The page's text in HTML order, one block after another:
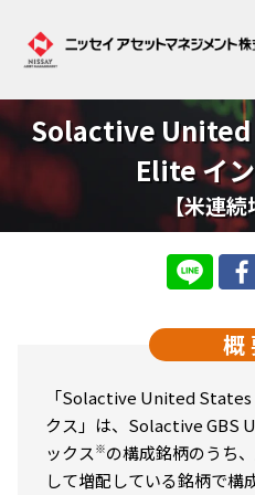
ファンド情報
ファンド情報TOP
決算カレンダー
マーケット情報
マーケット情報TOP
マーケット指数
マーケットレポート
大関 洋の「十字路」
コラム
資産形成ポータルTOP
資産形成サービス
Nダイレクト
サステナビリティTOP
サステナビリティ経営
ニッセイアセットにつ
Solactive
Eliteイ
【米連
概
「Solactive United
クス」は、Solactive GBS
ックス ※の構成銘柄のうち
して増配している銘柄で構